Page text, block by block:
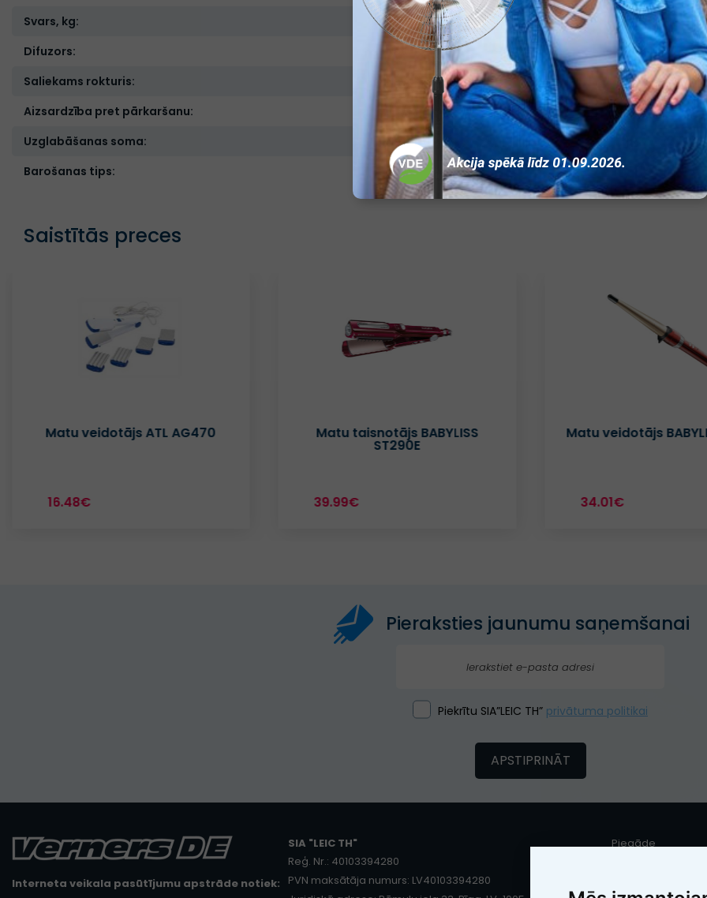
Svars, kg:
0.5
Difuzors:
Saliekams rokturis:
Aizsardzība pret pārkaršanu:
Uzglabāšanas soma:
Nav
Barošanas tips:
Tīkla
Saistītās preces
Matu veidotājs ATL AG470
16.48€
Matu taisnotājs BABYLISS
ST290E
39.99€
Matu veidotājs
34.01€
Pieraksties jaunumu saņemšanai
Piekrītu SIA”LEIC TH” privātuma politikai
APSTIPRINĀT
Interneta veikala pasūtījumu apstrāde notiek:
SIA "LEIC TH"
Reģ. Nr.: 40103394280
PVN maksātāja numurs: LV40103394280
Piegāde
Apmaksa